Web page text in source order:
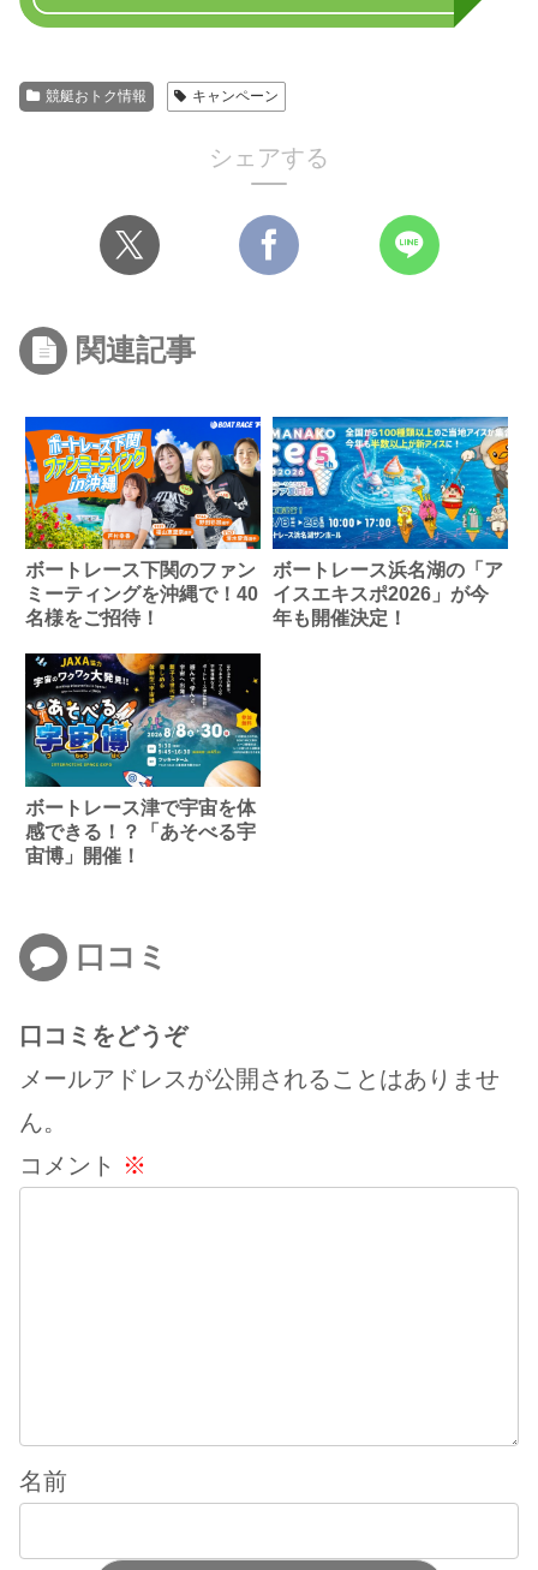
競艇おトク情報 キャンペーン
シェアする
関連記事
ボートレース下関のファン
ミーティングを沖縄で！40
名様をご招待！
ボートレース浜名湖の「ア
イスエキスポ2026」が今
年も開催決定！
ボートレース津で宇宙を体
感できる！？「あそべる宇
宙博」開催！
口コミ
口コミをどうぞ
メールアドレスが公開されることはありませ
ん。
コメント ※
名前